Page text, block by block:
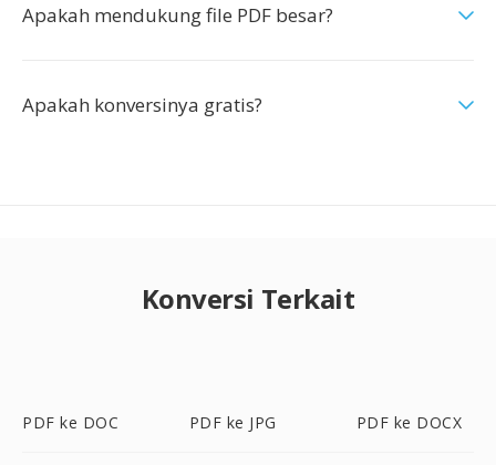
Apakah mendukung file PDF besar?
Apakah konversinya gratis?
Konversi Terkait
PDF ke DOC PDF ke JPG PDF ke DOCX